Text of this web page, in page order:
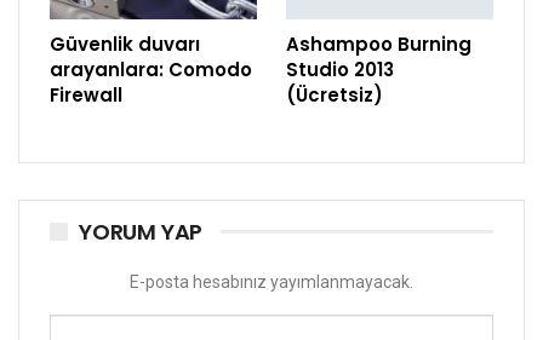
Güvenlik duvarı
arayanlara: Comodo
Firewall
Ashampoo Burning
Studio 2013
(Ücretsiz)
YORUM YAP
E-posta hesabınız yayımlanmayacak.